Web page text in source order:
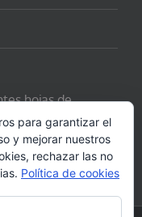
hojas de
para garantizar el
y mejorar nuestros
rechazar las no
Política de cookies